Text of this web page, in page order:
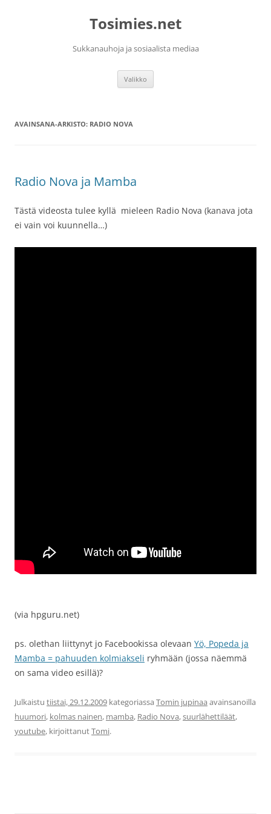
Tosimies.net
Sukkanauhoja ja sosiaalista mediaa
Valikko
AVAINSANA-ARKISTO: RADIO NOVA
Radio Nova ja Mamba
Tästä videosta tulee kyllä mieleen Radio Nova (kanava jota
ei vain voi kuunnella…)
(via hpguru.net)
ps. olethan liittynyt jo Facebookissa olevaan Yö, Popeda ja
Mamba = pahuuden kolmiakseli ryhmään (jossa näemmä
on sama video esillä)?
Julkaistu tiistai, 29.12.2009 kategoriassa Tomin jupinaa avainsanoilla
huumori, kolmas nainen, mamba, Radio Nova,suurlähettiläät,
youtube, kirjoittanutTomi.